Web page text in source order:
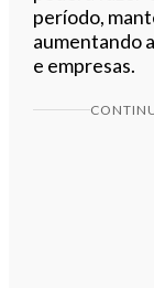
período,
aumentando
e empresas.